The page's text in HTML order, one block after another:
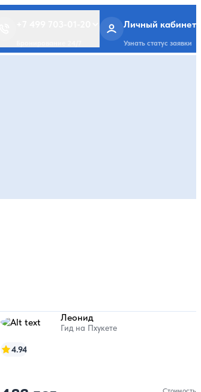
Личный кабинет
Узнать статус заявки
Леонид
Гид на Пхукете
4.94